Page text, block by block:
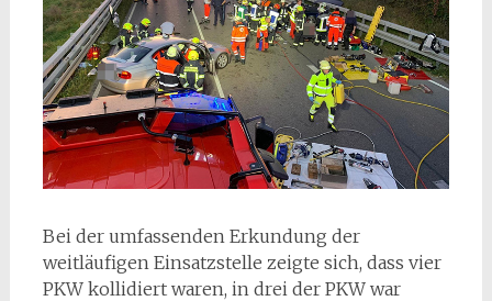
Bei der umfassenden Erkundung der
weitläufigen Einsatzstelle zeigte sich, dass vier
PKW kollidiert waren, in drei der PKW war